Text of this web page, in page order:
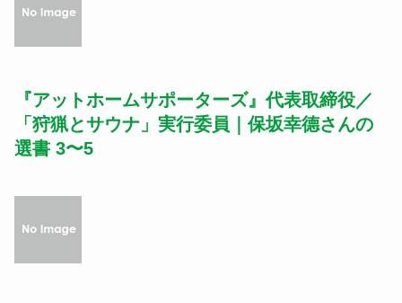
『アットホームサポーターズ』代表取締役／
「狩猟とサウナ」実行委員｜保坂幸德さんの
選書 3〜5